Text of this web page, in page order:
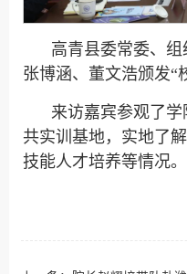
高青县委常委、
张博涵、董文浩颁发“
来访嘉宾参观了
共实训基地，实地了
技能人才培养等情况。